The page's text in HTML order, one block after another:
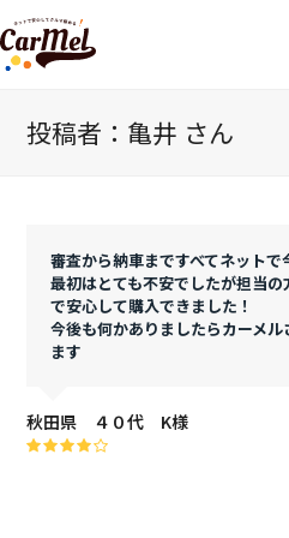
投稿者：亀井 さん
審査から納車まですべてネットで
最初はとても不安でしたが担当
で安心して購入できました！
今後も何かありましたらカーメ
ます
秋田県 ４０代 K様